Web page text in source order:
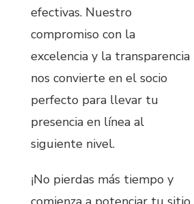
efectivas. Nuestro
compromiso con la
excelencia y la transparencia
nos convierte en el socio
perfecto para llevar tu
presencia en línea al
siguiente nivel.
¡No pierdas más tiempo y